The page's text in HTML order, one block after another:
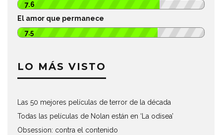
7.6
El amor que permanece
7.5
LO MÁS VISTO
Las 50 mejores películas de terror de la década
Todas las películas de Nolan están en ‘La odisea’
Obsession: contra el contenido